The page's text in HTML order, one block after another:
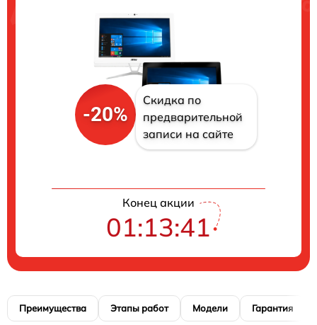
-20%
Скидка по
предварительной
записи на сайте
Конец акции
01:13:40
Преимущества Этапы работ Модели Гарантия